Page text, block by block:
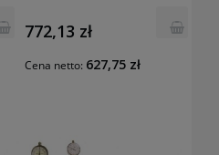
MIB-Germany
772,13 zł
Cena netto: 627,75 zł